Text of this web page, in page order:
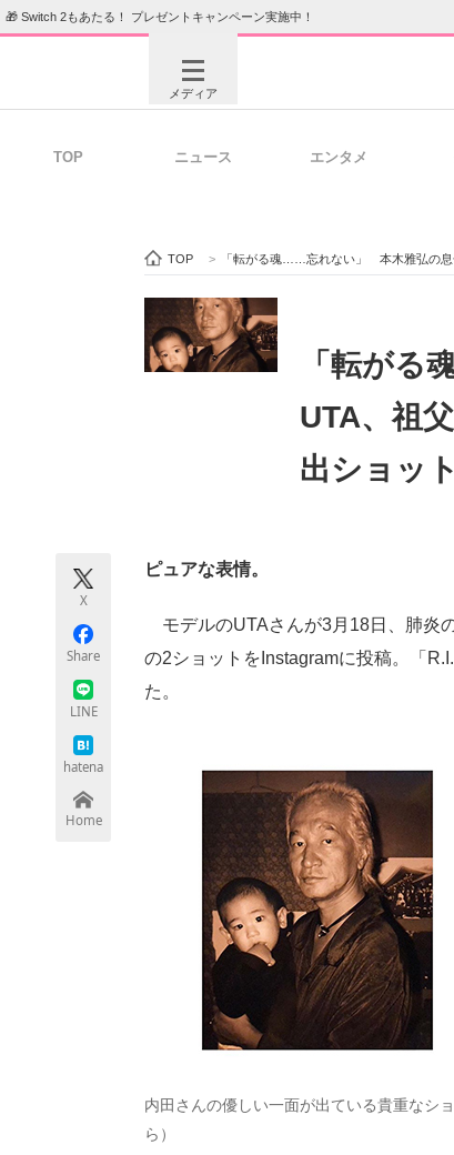
🎁 Switch 2もあたる！ プレゼントキャンペーン実施中！
メディア
ビジネスと働き方のヒント
ITエンジニア向け専門サイト 企
ちょっと気になるネットの話題
TOP ニュース エンタメ
TOP > 「転がる魂……忘れない」 本木雅弘の息
「転が
UTA、祖
出ショッ
X
Share
LINE
hatena
Home
ピュアな表情。
モデルのUTAさんが3月18日、肺炎
の2ショットをInstagramに投稿。「
た。
内田さんの優しい一面が出ている貴重なシ
ら）